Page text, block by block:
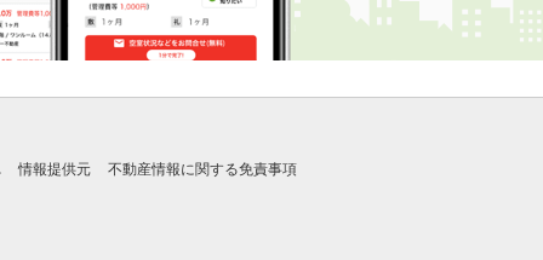
情報提供元 不動産情報に関する免責事項